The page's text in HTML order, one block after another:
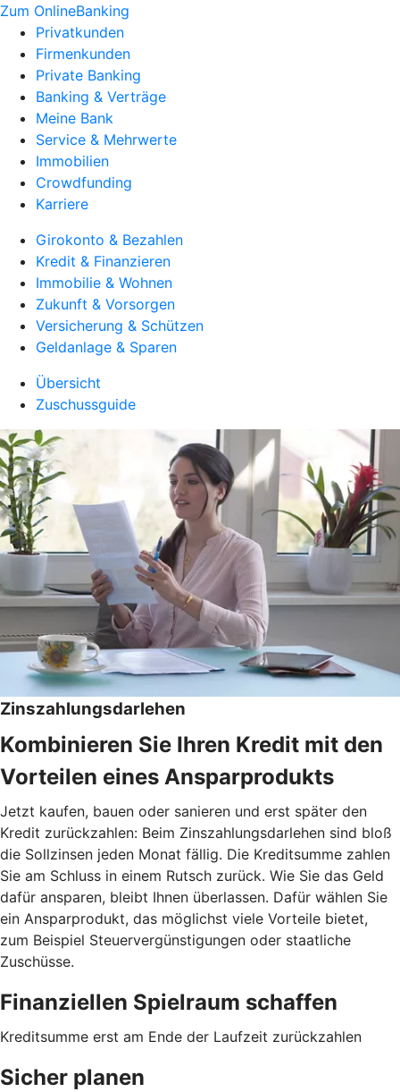
Zum OnlineBanking
Privatkunden
Firmenkunden
Private Banking
Banking & Verträge
Meine Bank
Service & Mehrwerte
Immobilien
Crowdfunding
Karriere
Girokonto & Bezahlen
Kredit & Finanzieren
Immobilie & Wohnen
Zukunft & Vorsorgen
Versicherung & Schützen
Geldanlage & Sparen
Übersicht
Zuschussguide
Zinszahlungsdarlehen
Kombinieren Sie Ihren Kredit mit den
Vorteilen eines Ansparprodukts
Jetzt kaufen, bauen oder sanieren und erst später den
Kredit zurückzahlen: Beim Zinszahlungsdarlehen sind bloß
die Sollzinsen jeden Monat fällig. Die Kreditsumme zahlen
Sie am Schluss in einem Rutsch zurück. Wie Sie das Geld
dafür ansparen, bleibt Ihnen überlassen. Dafür wählen Sie
ein Ansparprodukt, das möglichst viele Vorteile bietet,
zum Beispiel Steuervergünstigungen oder staatliche
Zuschüsse.
Finanziellen Spielraum schaffen
Kreditsumme erst am Ende der Laufzeit zurückzahlen
Sicher planen